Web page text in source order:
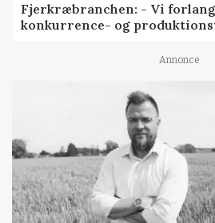
Fjerkræbranchen: - Vi
konkurrence- og
Annonce